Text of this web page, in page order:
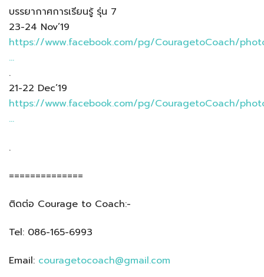
บรรยากาศการเรียนรู้ รุ่น 7
23-24 Nov’19
https://www.facebook.com/pg/CouragetoCoach/
…
.
21-22 Dec’19
https://www.facebook.com/pg/CouragetoCoach/
…
.
==============
ติดต่อ Courage to Coach:-
Tel: 086-165-6993
Email: couragetocoach@gmail.com